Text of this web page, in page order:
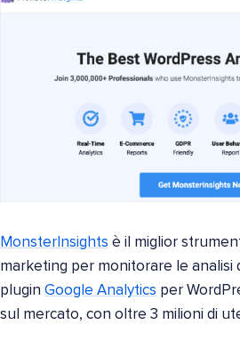
MonsterInsights è il miglior
marketing per monitorare le analisi
plugin Google Analytics per
sul mercato, con oltre 3 milioni di